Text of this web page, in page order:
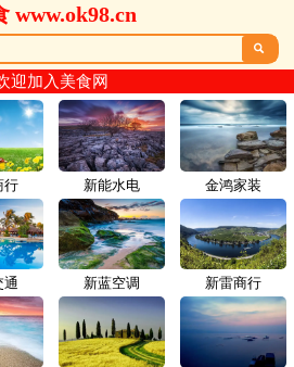
www.ok98.cn

迎加入美食网
行
通
新能水电 金鸿家装
新蓝空调 新雷商行